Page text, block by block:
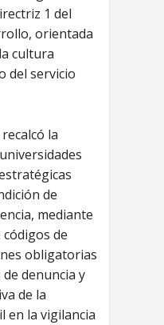
1 del
orientada
cultura
del servicio
la
de
mediante
de
obligatorias
denuncia y
de la
en la vigilancia